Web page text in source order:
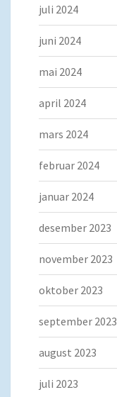
juli 2024
juni 2024
mai 2024
april 2024
mars 2024
februar 2024
januar 2024
desember 2023
november 2023
oktober 2023
september 2023
august 2023
juli 2023